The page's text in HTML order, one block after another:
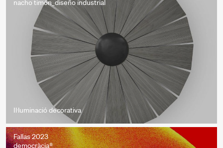
nacho timón_diseño industrial
Il·luminació decorativa
Fallas 2023
democràcia®